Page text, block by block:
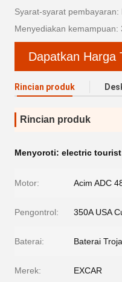
Syarat-syarat pembayaran:
Menyediakan kemampuan:
Dapatkan Harga
Rincian produk
Rincian produk
Menyoroti: electric
Motor: Acim ADC
Pengontrol: 350A USA
Baterai: Baterai
Merek: EXCAR